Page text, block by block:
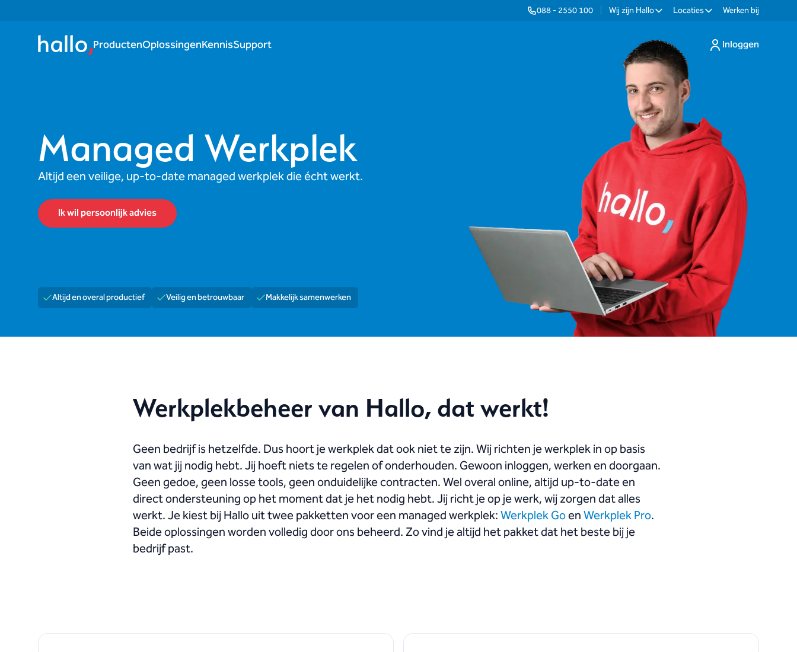
088 - 2550 100 Wij zijn Hallo Locaties Werken bij
ProductenOplossingenKennisSupport Inloggen
Managed Werkplek
Altijd een veilige, up-to-date managed werkplek die écht werkt.
Ik wil persoonlijk advies
Altijd en overal productief Veilig en betrouwbaar Makkelijk samenwerken
Werkplekbeheer van Hallo, dat werkt!
Geen bedrijf is hetzelfde. Dus hoort je werkplek dat ook niet te zijn. Wij richten je werkplek in op basis
van wat jij nodig hebt. Jij hoeft niets te regelen of onderhouden. Gewoon inloggen, werken en doorgaan.
Geen gedoe, geen losse tools, geen onduidelijke contracten. Wel overal online, altijd up-to-date en
direct ondersteuning op het moment dat je het nodig hebt. Jij richt je op je werk, wij zorgen dat alles
werkt. Je kiest bij Hallo uit twee pakketten voor een managed werkplek:Werkplek GoenWerkplek Pro.
Beide oplossingen worden volledig door ons beheerd. Zo vind je altijd het pakket dat het beste bij je
bedrijf past.